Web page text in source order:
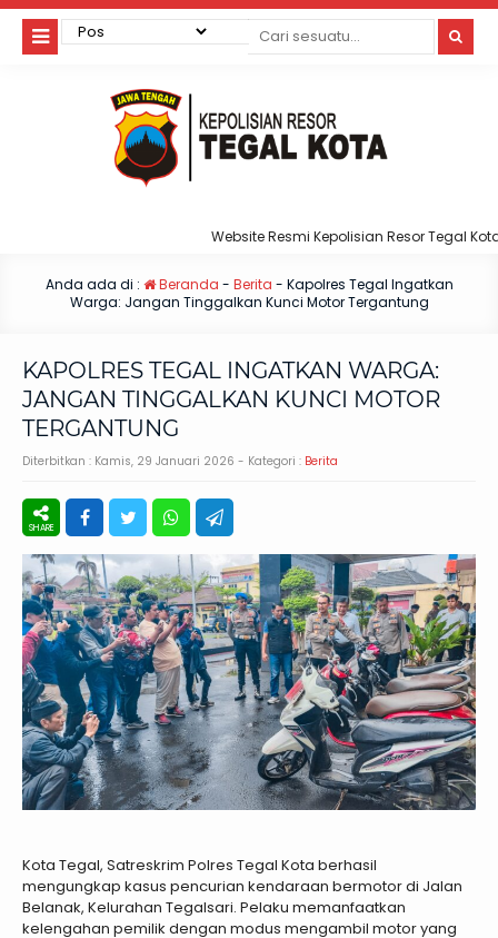
Website Resmi Kepolisian Resor Tegal Kota
Anda ada di : Beranda - Berita - Kapolres Tegal Ingatkan
Warga: Jangan Tinggalkan Kunci Motor Tergantung
KAPOLRES TEGAL INGATKAN WARGA:
JANGAN TINGGALKAN KUNCI MOTOR
TERGANTUNG
Diterbitkan : Kamis, 29 Januari 2026 - Kategori : Berita
Kota Tegal, Satreskrim Polres Tegal Kota berhasil
mengungkap kasus pencurian kendaraan bermotor di Jalan
Belanak, Kelurahan Tegalsari. Pelaku memanfaatkan
kelengahan pemilik dengan modus mengambil motor yang